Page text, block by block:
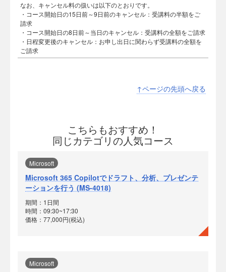
なお、キャンセル料の扱いは以下のとおりです。
・コース開始日の15日前～9日前のキャンセル：受講料の半額をご
請求
・コース開始日の8日前～当日のキャンセル：受講料の全額をご請求
・日程変更後のキャンセル：お申し出日に関わらず受講料の全額を
ご請求
↑ページの先頭へ戻る
こちらもおすすめ！
同じカテゴリの人気コース
Microsoft
Microsoft 365 Copilotでドラフト、分析、プレゼンテ
ーションを行う (MS-4018)
期間：1日間
時間：09:30~17:30
価格：77,000円(税込)
Microsoft